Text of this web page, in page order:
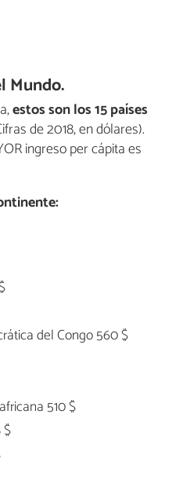
Mundo.
estos son los 15 países
de 2018, en dólares).
ingreso per cápita es
del Congo 560 $
510 $
$